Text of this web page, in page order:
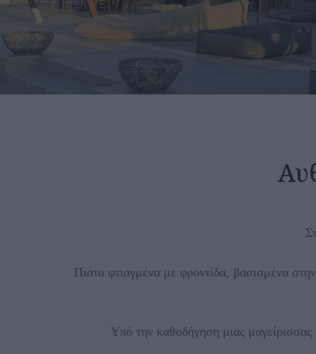
Πιάτα φτιαγμένα με φροντίδα, βασισμένα
Υπό την καθοδήγηση μιας μαγείρισσας